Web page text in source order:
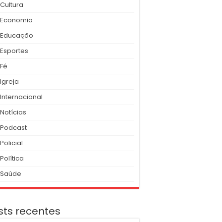
Cultura
Economia
Educação
Esportes
Fé
Igreja
Internacional
Notícias
Podcast
Policial
Política
Saúde
recentes